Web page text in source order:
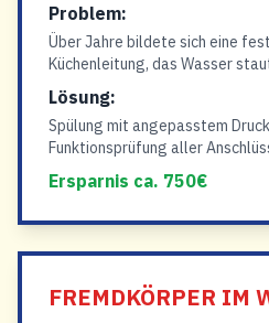
Problem:
Über Jahre bildete sich eine
Küchenleitung, das Wasser
Lösung:
Spülung mit angepasstem
Funktionsprüfung aller
Ersparnis ca. 750€
FREMDKÖRPER IM